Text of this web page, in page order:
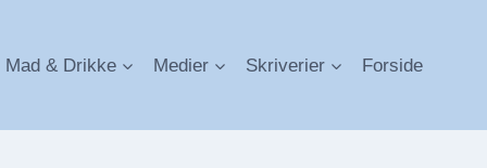
Mad & Drikke Medier Skriverier Forside